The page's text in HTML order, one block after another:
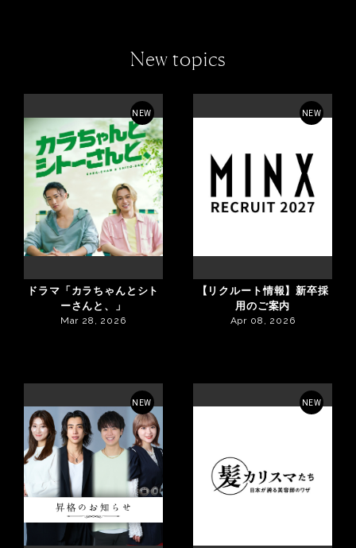
New topics
NEW
ドラマ「カラちゃんとシト
ーさんと、」
Mar 28, 2026
NEW
【リクルート情報】新卒採
用のご案内
Apr 08, 2026
NEW NEW